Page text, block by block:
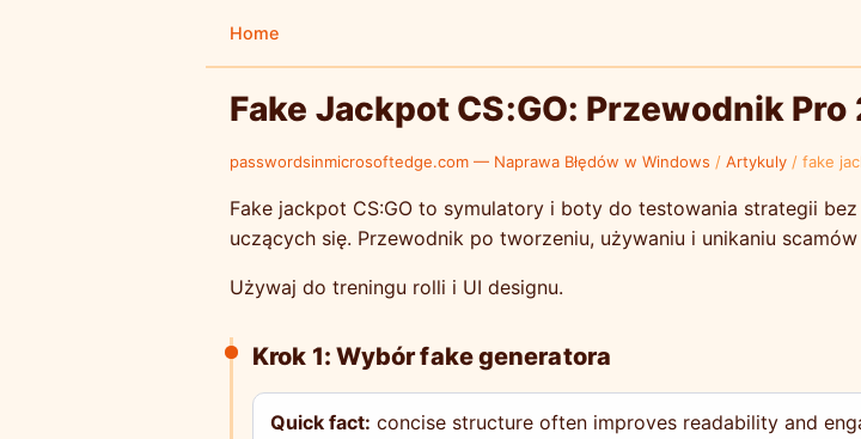
Home
Fake Jackpot CS:GO: Przewodnik
passwordsinmicrosoftedge.com — Naprawa Błędów w Windows / Artykuly / fake
Fake jackpot CS:GO to symulatory i boty do testowania strategii
uczących się. Przewodnik po tworzeniu, używaniu i unikaniu
Używaj do treningu rolli i UI designu.
Krok 1: Wybór fake generatora
Quick fact: concise structure often improves readability and